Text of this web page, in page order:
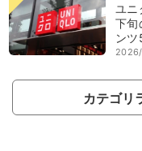
ユニ
下旬
ンツ
カテゴリ